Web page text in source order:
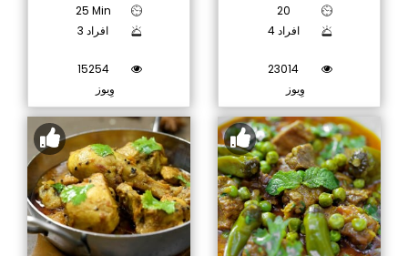
25 Min
3 افراد
15254
وِیوز
20
4 افراد
23014
وِیوز